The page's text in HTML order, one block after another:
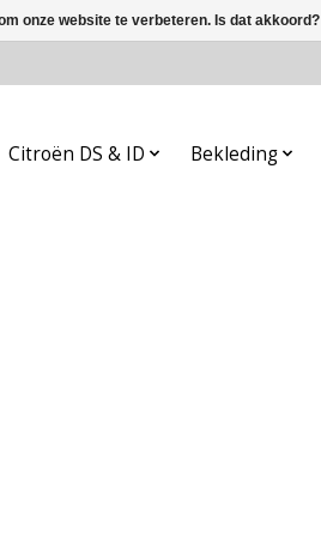
Citroën DS & ID Bekleding
onze website te verbeteren. Is dat akkoord?